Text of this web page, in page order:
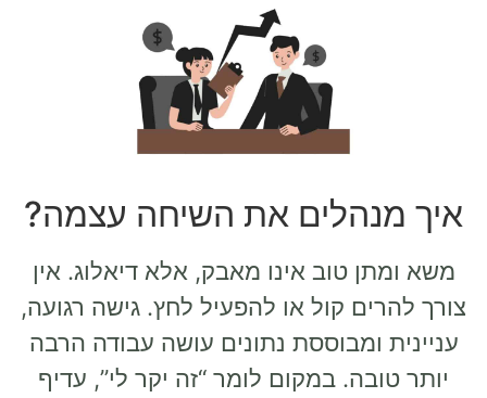
איך מנהלים את השיחה עצמה?
משא ומתן טוב אינו מאבק, אלא דיאלוג. אין
צורך להרים קול או להפעיל לחץ. גישה רגועה,
עניינית ומבוססת נתונים עושה עבודה הרבה
יותר טובה. במקום לומר “זה יקר לי”, עדיף